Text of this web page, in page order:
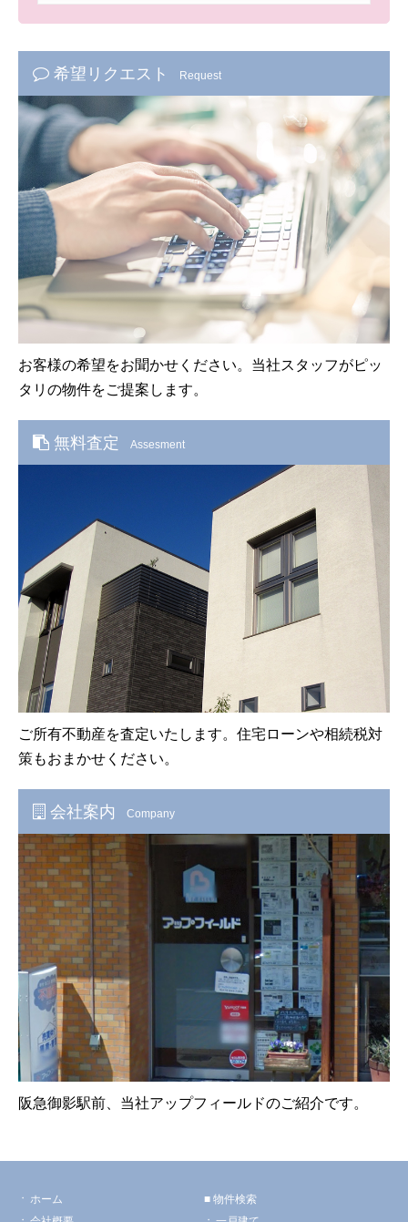
希望リクエスト Request
お客様の希望をお聞かせください。当社スタッフがピッ
タリの物件をご提案します。
無料査定 Assesment
ご所有不動産を査定いたします。住宅ローンや相続税対
策もおまかせください。
会社案内 Company
阪急御影駅前、当社アップフィールドのご紹介です。
ホーム
物件検索